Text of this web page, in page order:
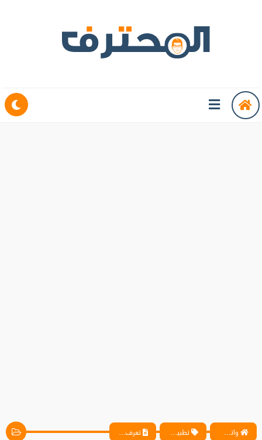
واتس آب ، فيسبوك ، أنترنت ، شروحات تقنية حصرية - المحترف تطبيقات تعرف على تطبيقات تساعدك في تتبع نشاطات أطفالك على الهاتف من أجل الرقابة الأبوية